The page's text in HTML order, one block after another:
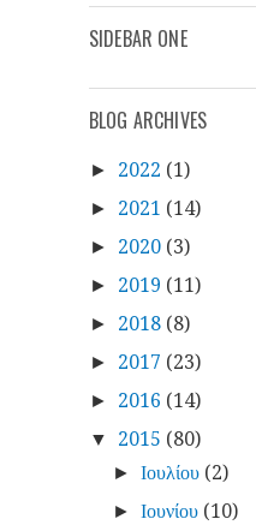
SIDEBAR ONE
BLOG ARCHIVES
► 2022 (1)
► 2021 (14)
► 2020 (3)
► 2019 (11)
► 2018 (8)
► 2017 (23)
► 2016 (14)
▼ 2015 (80)
►Ιουλίου (2)
►Ιουνίου (10)